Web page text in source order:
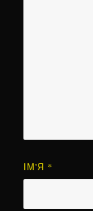
ІМ'Я *